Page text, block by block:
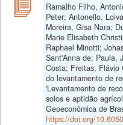
Ramalho Filho,
Peter; Antonello,
Moreira, Gisa Nara;
Marie Elisabeth
Raphael Minotti;
Sant'Anna de; Paula,
Costa; Freitas, Flávio
do levantamento de
'Levantamento de
solos e aptidão
Geoeconômica de
https://doi.org/